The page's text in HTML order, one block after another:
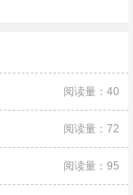
阅读量：40
阅读量：72
阅读量：95